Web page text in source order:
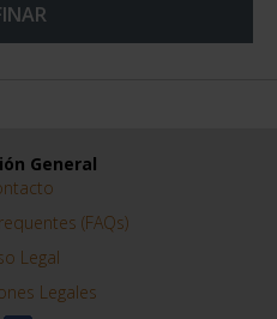
General
(FAQs)
Legal
Legales